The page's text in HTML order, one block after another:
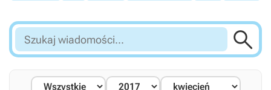
Szukaj
wiadomości...
